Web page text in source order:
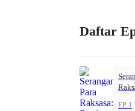
Daftar
EP 1